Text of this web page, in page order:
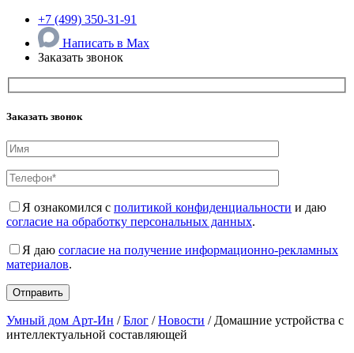
+7 (499) 350-31-91
Написать в Max
Заказать звонок
Заказать звонок
Я ознакомился с политикой конфиденциальности и даю
согласие на обработку персональных данных.
Я даю согласие на получение информационно-рекламных
материалов.
Умный дом Арт-Ин /Блог /Новости / Домашние устройства с
интеллектуальной составляющей